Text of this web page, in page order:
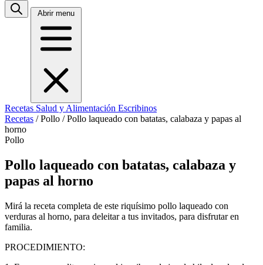
Abrir menu
Recetas Salud y Alimentación Escribinos
Recetas / Pollo / Pollo laqueado con batatas, calabaza y papas al
horno
Pollo
Pollo laqueado con batatas, calabaza y
papas al horno
Mirá la receta completa de este riquísimo pollo laqueado con
verduras al horno, para deleitar a tus invitados, para disfrutar en
familia.
PROCEDIMIENTO: